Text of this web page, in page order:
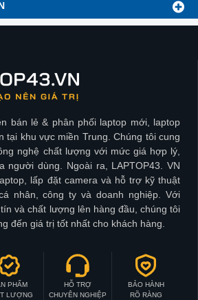
bán lẻ & phân phối laptop mới, laptop
tại khu vực miền Trung. Chúng tôi cung
nghệ chất lượng với mức giá hợp lý,
người dùng. Ngoài ra, LAPTOP43. VN
lấp đặt camera và hỗ trợ kỹ thuật
nhân, công ty và doanh nghiệp. Với
và chất lượng lên hàng đầu, chúng tôi
đến giá trị tốt nhất cho khách hàng.
PHẨM
LƯỢNG
HỖ TRỢ
CHUYÊN NGHIỆP
BẢO HÀNH
RÕ RÀNG